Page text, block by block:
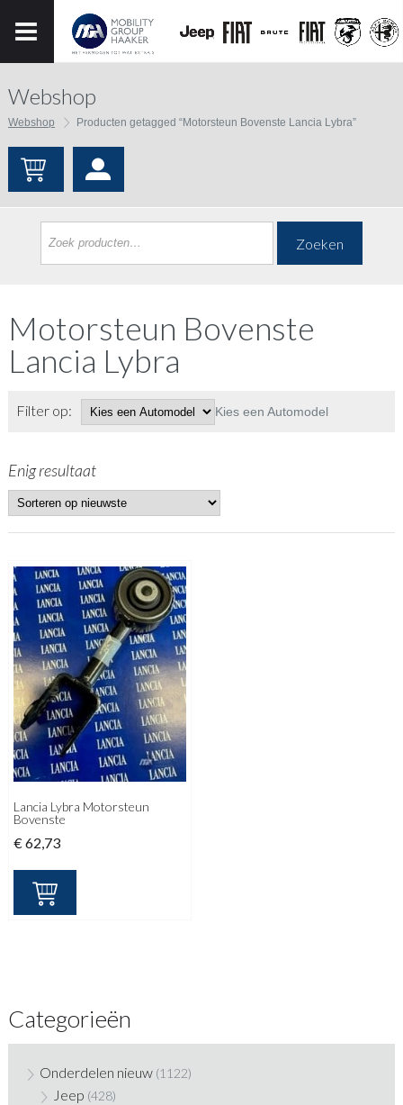
Webshop
Webshop Producten getagged “Motorsteun Bovenste Lancia Lybra”
Zoeken
Motorsteun Bovenste
Lancia Lybra
Filter op: Kies een Automodel
Enig resultaat
Lancia Lybra Motorsteun
Bovenste
€62,73
Categorieën
Onderdelen nieuw (1122)
Jeep (428)